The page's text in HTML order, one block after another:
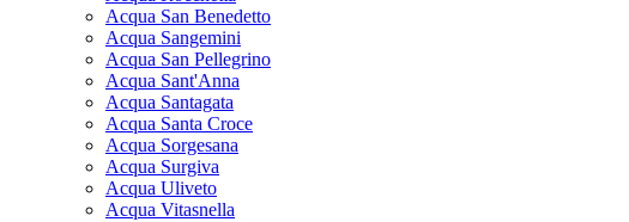
Acqua San Benedetto
Acqua Sangemini
Acqua San Pellegrino
Acqua Sant'Anna
Acqua Santagata
Acqua Santa Croce
Acqua Sorgesana
Acqua Surgiva
Acqua Uliveto
Acqua Vitasnella